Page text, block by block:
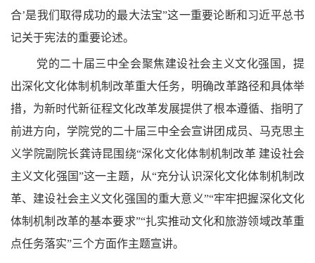
合’是我们取得成功的最大法宝”这一重要论断和习近平总书
记关于宪法的重要论述。
党的二十届三中全会聚焦建设社会主义文化强国，提
出深化文化体制机制改革重大任务，明确改革路径和具体举
措，为新时代新征程文化改革发展提供了根本遵循、指明了
前进方向，学院党的二十届三中全会宣讲团成员、马克思主
义学院副院长龚诗昆围绕“深化文化体制机制改革 建设社会
主义文化强国”这一主题，从“充分认识深化文化体制机制改
革、建设社会主义文化强国的重大意义”“牢牢把握深化文化
体制机制改革的基本要求”“扎实推动文化和旅游领域改革重
点任务落实”三个方面作主题宣讲。